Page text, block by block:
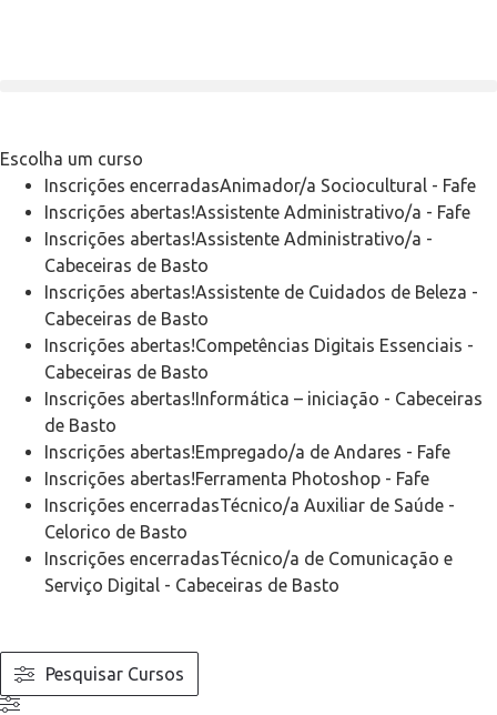
Escolha um curso
Inscrições encerradasAnimador/a Sociocultural - Fafe
Inscrições abertas!Assistente Administrativo/a - Fafe
Inscrições abertas!Assistente Administrativo/a -
Cabeceiras de Basto
Inscrições abertas!Assistente de Cuidados de Beleza -
Cabeceiras de Basto
Inscrições abertas!Competências Digitais Essenciais -
Cabeceiras de Basto
Inscrições abertas!Informática – iniciação - Cabeceiras
de Basto
Inscrições abertas!Empregado/a de Andares - Fafe
Inscrições abertas!Ferramenta Photoshop - Fafe
Inscrições encerradasTécnico/a Auxiliar de Saúde -
Celorico de Basto
Inscrições encerradasTécnico/a de Comunicação e
Serviço Digital - Cabeceiras de Basto
Pesquisar Cursos